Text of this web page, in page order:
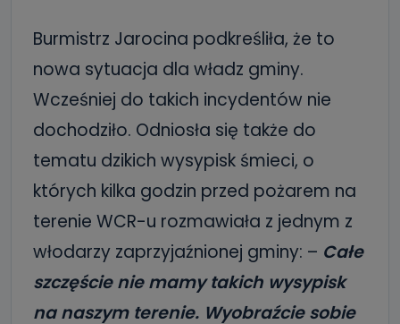
Burmistrz Jarocina podkreśliła, że to
nowa sytuacja dla władz gminy.
Wcześniej do takich incydentów nie
dochodziło. Odniosła się także do
tematu dzikich wysypisk śmieci, o
których kilka godzin przed pożarem na
terenie WCR-u rozmawiała z jednym z
włodarzy zaprzyjaźnionej gminy: – Całe
szczęście nie mamy takich wysypisk
na naszym terenie. Wyobraźcie sobie